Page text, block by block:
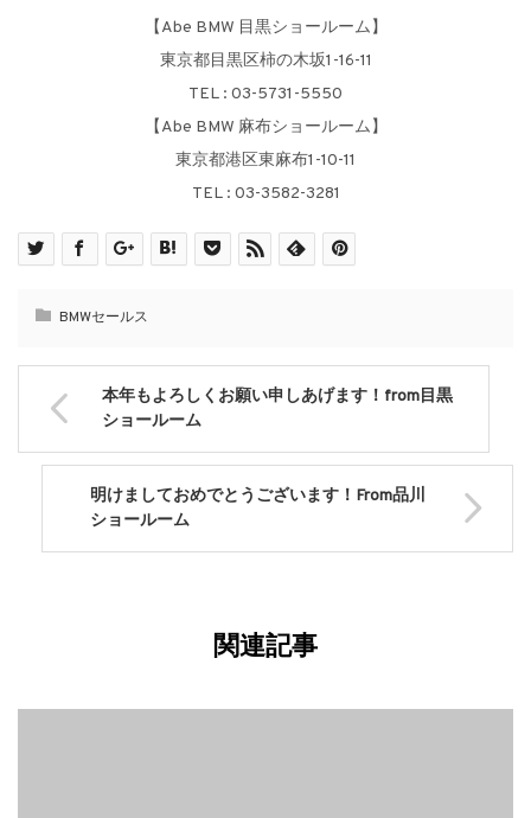
【Abe BMW 目黒ショールーム】
東京都目黒区柿の木坂1-16-11
TEL : 03-5731-5550
【Abe BMW 麻布ショールーム】
東京都港区東麻布1-10-11
TEL : 03-3582-3281
BMWセールス
本年もよろしくお願い申しあげます！from目黒
ショールーム
明けましておめでとうございます！From品川
ショールーム
関連記事